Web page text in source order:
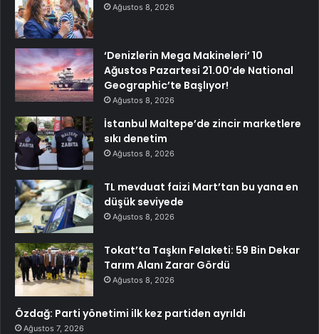
Ağustos 8, 2026
‘Denizlerin Mega Makineleri’ 10
Ağustos Pazartesi 21.00’de National
Geographic’te Başlıyor!
Ağustos 8, 2026
İstanbul Maltepe’de zincir marketlere
sıkı denetim
Ağustos 8, 2026
TL mevduat faizi Mart’tan bu yana en
düşük seviyede
Ağustos 8, 2026
Tokat’ta Taşkın Felaketi: 59 Bin Dekar
Tarım Alanı Zarar Gördü
Ağustos 8, 2026
Özdağ: Parti yönetimi ilk kez partiden ayrıldı
Ağustos 7, 2026